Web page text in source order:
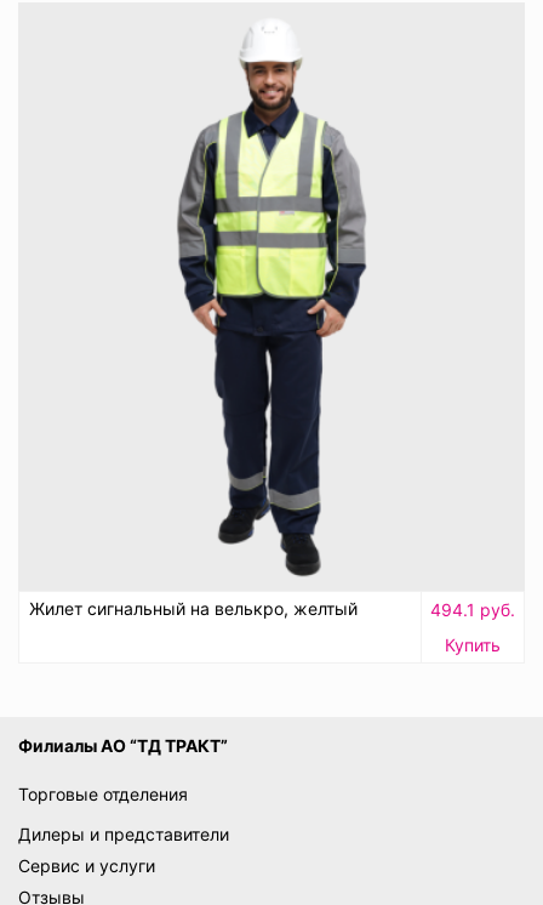
Жилет сигнальный на велькро, желтый
494.1 руб.
Купить
Филиалы АО “ТД ТРАКТ”
Торговые отделения
Дилеры и представители
Сервис и услуги
Отзывы